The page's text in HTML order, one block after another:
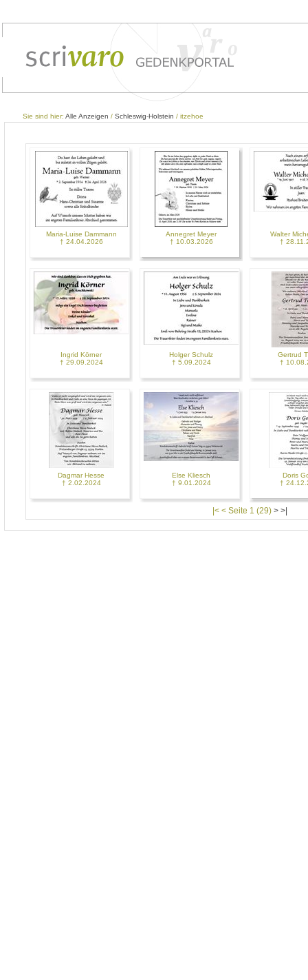
Sie sind hier: Alle Anzeigen / Schleswig-Holstein / itzehoe
Maria-Luise Dammann
† 24.04.2026
Annegret Meyer
† 10.03.2026
Walter
†
Ingrid Körner
† 29.09.2024
Holger Schulz
† 5.09.2024
Gertrud
†
Dagmar Hesse
† 2.02.2024
Else Kliesch
† 9.01.2024
Doris
†
|< < Seite 1 (29) > >|